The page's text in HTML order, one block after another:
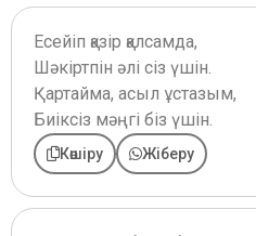
Есейіп қазір қалсамда,
Шәкіртпін әлі сіз үшін.
Қартайма, асыл ұстазым,
Биіксіз мәңгі біз үшін.
Көшіру Жіберу